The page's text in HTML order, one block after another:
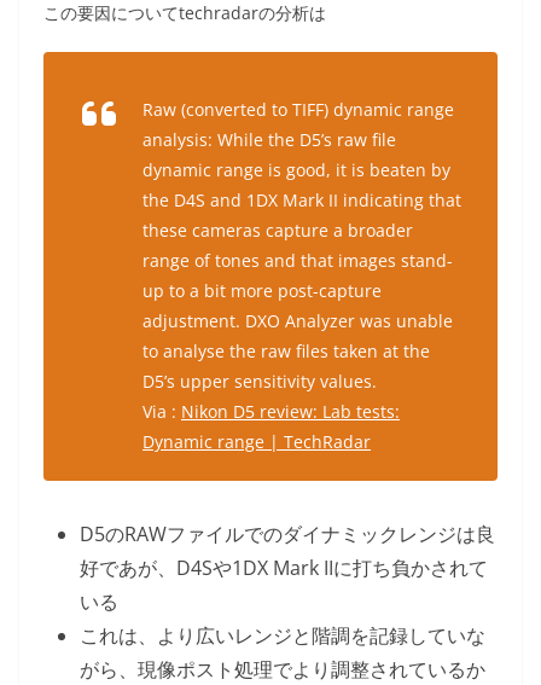
この要因についてtechradarの分析は
Raw (converted to TIFF) dynamic range
analysis: While the D5’s raw file
dynamic range is good, it is beaten by
the D4S and 1DX Mark II indicating that
these cameras capture a broader
range of tones and that images stand-
up to a bit more post-capture
adjustment. DXO Analyzer was unable
to analyse the raw files taken at the
D5’s upper sensitivity values.
Via : Nikon D5 review: Lab tests:
Dynamic range | TechRadar
D5のRAWファイルでのダイナミックレンジは良
好であが、D4Sや1DX Mark IIに打ち負かされて
いる
これは、より広いレンジと階調を記録していな
がら、現像ポスト処理でより調整されているか